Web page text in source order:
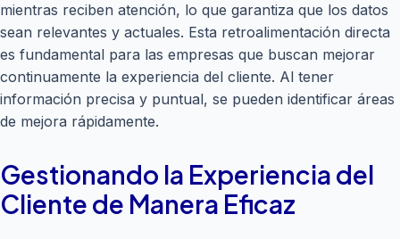
mientras reciben atención, lo que garantiza que los datos
sean relevantes y actuales. Esta retroalimentación directa
es fundamental para las empresas que buscan mejorar
continuamente la experiencia del cliente. Al tener
información precisa y puntual, se pueden identificar áreas
de mejora rápidamente.
Gestionando la Experiencia del
Cliente de Manera Eficaz